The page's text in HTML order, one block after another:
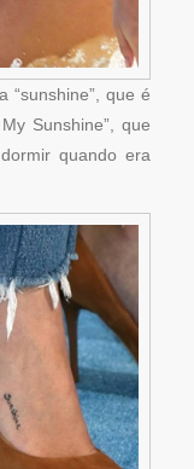
“sunshine”, que é
Sunshine”, que
quando era